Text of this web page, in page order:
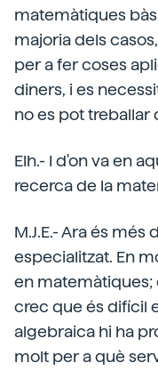
matemàtiques
majoria dels
per a fer coses
diners, i es
no es pot
Elh.- I d'on va en
recerca de la
M.J.E.- Ara és
especialitzat. En
en matemàtiques;
crec que és difícil
algebraica hi ha
molt per a què